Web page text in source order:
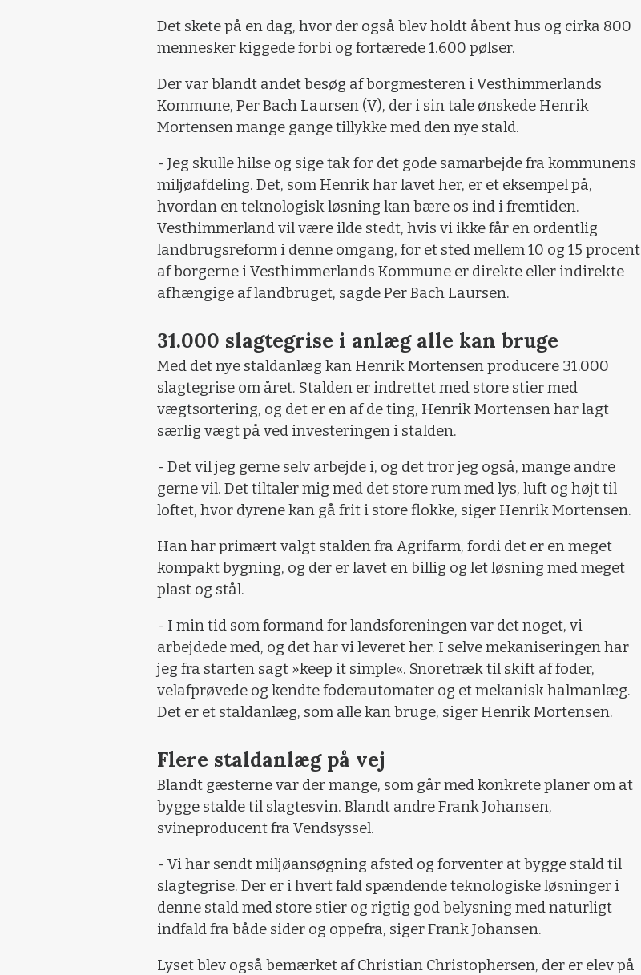
Det skete på en dag, hvor der også blev holdt åbent hus og cirka 800
mennesker kiggede forbi og fortærede 1.600 pølser.
Der var blandt andet besøg af borgmesteren i Vesthimmerlands
Kommune, Per Bach Laursen (V), der i sin tale ønskede Henrik
Mortensen mange gange tillykke med den nye stald.
- Jeg skulle hilse og sige tak for det gode samarbejde fra kommunens
miljøafdeling. Det, som Henrik har lavet her, er et eksempel på,
hvordan en teknologisk løsning kan bære os ind i fremtiden.
Vesthimmerland vil være ilde stedt, hvis vi ikke får en ordentlig
landbrugsreform i denne omgang, for et sted mellem 10 og 15 procent
af borgerne i Vesthimmerlands Kommune er direkte eller indirekte
afhængige af landbruget, sagde Per Bach Laursen.
31.000 slagtegrise i anlæg alle kan bruge
Med det nye staldanlæg kan Henrik Mortensen producere 31.000
slagtegrise om året. Stalden er indrettet med store stier med
vægtsortering, og det er en af de ting, Henrik Mortensen har lagt
særlig vægt på ved investeringen i stalden.
- Det vil jeg gerne selv arbejde i, og det tror jeg også, mange andre
gerne vil. Det tiltaler mig med det store rum med lys, luft og højt til
loftet, hvor dyrene kan gå frit i store flokke, siger Henrik Mortensen.
Han har primært valgt stalden fra Agrifarm, fordi det er en meget
kompakt bygning, og der er lavet en billig og let løsning med meget
plast og stål.
- I min tid som formand for landsforeningen var det noget, vi
arbejdede med, og det har vi leveret her. I selve mekaniseringen har
jeg fra starten sagt »keep it simple«. Snoretræk til skift af foder,
velafprøvede og kendte foderautomater og et mekanisk halmanlæg.
Det er et staldanlæg, som alle kan bruge, siger Henrik Mortensen.
Flere staldanlæg på vej
Blandt gæsterne var der mange, som går med konkrete planer om at
bygge stalde til slagtesvin. Blandt andre Frank Johansen,
svineproducent fra Vendsyssel.
- Vi har sendt miljøansøgning afsted og forventer at bygge stald til
slagtegrise. Der er i hvert fald spændende teknologiske løsninger i
denne stald med store stier og rigtig god belysning med naturligt
indfald fra både sider og oppefra, siger Frank Johansen.
Lyset blev også bemærket af Christian Christophersen, der er elev på